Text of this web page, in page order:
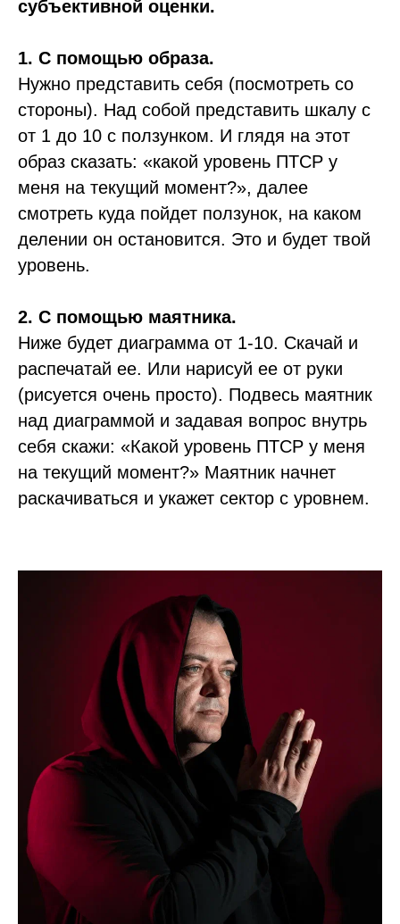
субъективной оценки.
1. С помощью образа.
Нужно представить себя (посмотреть со
стороны). Над собой представить шкалу с
от 1 до 10 с ползунком. И глядя на этот
образ сказать: «какой уровень ПТСР у
меня на текущий момент?», далее
смотреть куда пойдет ползунок, на каком
делении он остановится. Это и будет твой
уровень.
2. С помощью маятника.
Ниже будет диаграмма от 1-10. Скачай и
распечатай ее. Или нарисуй ее от руки
(рисуется очень просто). Подвесь маятник
над диаграммой и задавая вопрос внутрь
себя скажи: «Какой уровень ПТСР у меня
на текущий момент?» Маятник начнет
раскачиваться и укажет сектор с уровнем.
Чернов Александр Сергеевич
Сайт носит информационный характер
и не является публичной офертой.
Всё самое актуальное
только в моём телеграм-
канале.
Подписывайтесь!